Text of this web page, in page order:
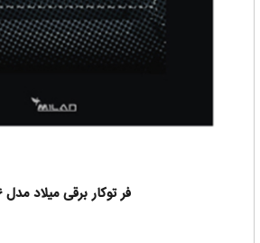
فر توکار برقی میلاد مدل G6